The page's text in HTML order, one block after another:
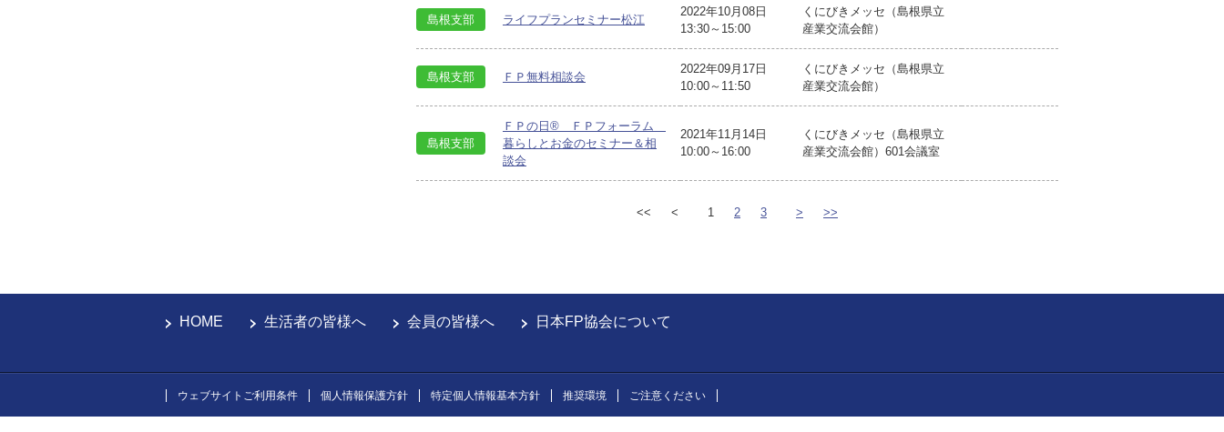
島根支部 ライフプランセミナー松江
2022年10月08日
13:30～15:00
くにびきメッセ（島根県立
産業交流会館）
島根支部 ＦＰ無料相談会
2022年09月17日
10:00～11:50
くにびきメッセ（島根県立
産業交流会館）
島根支部
ＦＰの日® ＦＰフォーラム
暮らしとお金のセミナー＆相
談会
2021年11月14日
10:00～16:00
くにびきメッセ（島根県立
産業交流会館）601会議室
<< < 1 2 3 > >>
HOME 生活者の皆様へ 会員の皆様へ 日本FP協会について
ウェブサイトご利用条件 個人情報保護方針 特定個人情報基本方針 推奨環境 ご注意ください